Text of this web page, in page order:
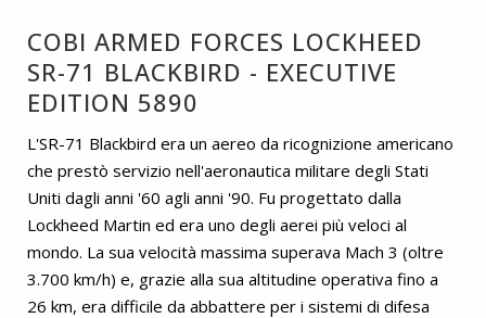
COBI ARMED FORCES LOCKHEED
SR-71 BLACKBIRD - EXECUTIVE
EDITION 5890
L'SR-71 Blackbird era un aereo da ricognizione americano
che prestò servizio nell'aeronautica militare degli Stati
Uniti dagli anni '60 agli anni '90. Fu progettato dalla
Lockheed Martin ed era uno degli aerei più veloci al
mondo. La sua velocità massima superava Mach 3 (oltre
3.700 km/h) e, grazie alla sua altitudine operativa fino a
26 km, era difficile da abbattere per i sistemi di difesa